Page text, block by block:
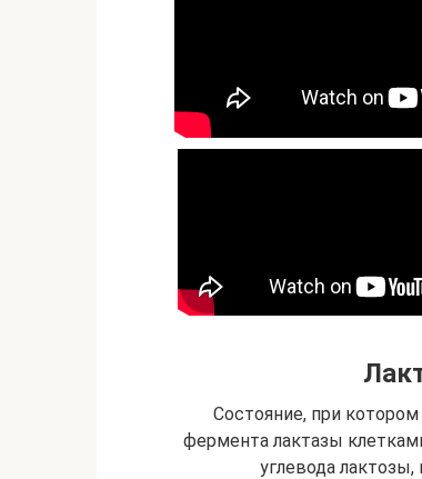
Состояние, при
фермента лактазы
углевода